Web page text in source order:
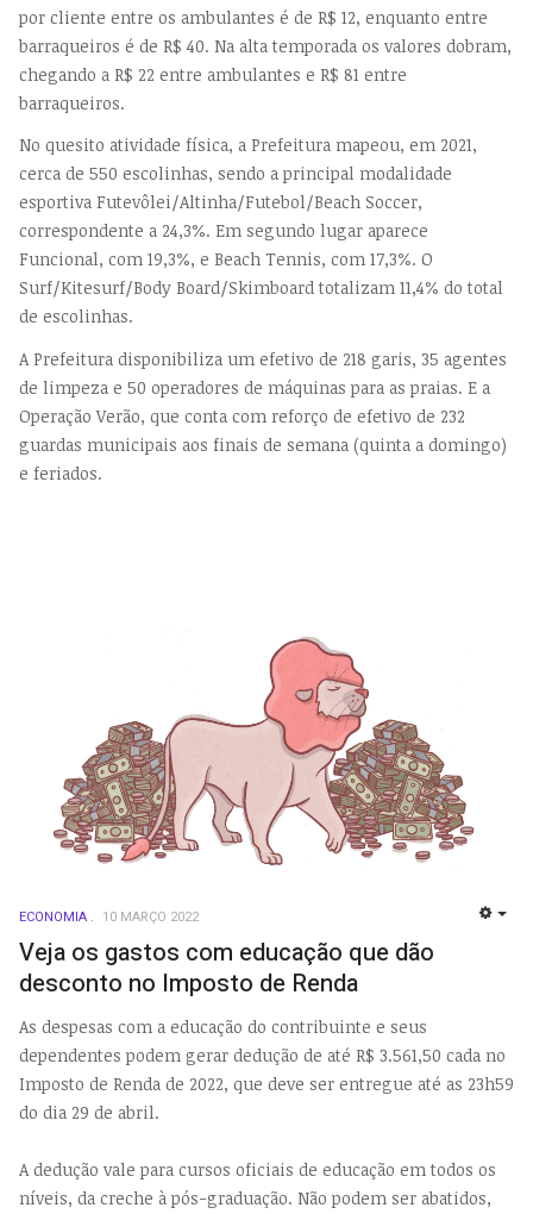
por cliente entre os ambulantes é de R$ 12, enquanto entre
barraqueiros é de R$ 40. Na alta temporada os valores dobram,
chegando a R$ 22 entre ambulantes e R$ 81 entre
barraqueiros.
No quesito atividade física, a Prefeitura mapeou, em 2021,
cerca de 550 escolinhas, sendo a principal modalidade
esportiva Futevôlei/Altinha/Futebol/Beach Soccer,
correspondente a 24,3%. Em segundo lugar aparece
Funcional, com 19,3%, e Beach Tennis, com 17,3%. O
Surf/Kitesurf/Body Board/Skimboard totalizam 11,4% do total
de escolinhas.
A Prefeitura disponibiliza um efetivo de 218 garis, 35 agentes
de limpeza e 50 operadores de máquinas para as praias. E a
Operação Verão, que conta com reforço de efetivo de 232
guardas municipais aos finais de semana (quinta a domingo)
e feriados.
ECONOMIA 10 MARÇO 2022
Veja os gastos com educação que dão
desconto no Imposto de Renda
As despesas com a educação do contribuinte e seus
dependentes podem gerar dedução de até R$ 3.561,50 cada no
Imposto de Renda de 2022, que deve ser entregue até as 23h59
do dia 29 de abril.
A dedução vale para cursos oficiais de educação em todos os
níveis, da creche à pós-graduação. Não podem ser abatidos,